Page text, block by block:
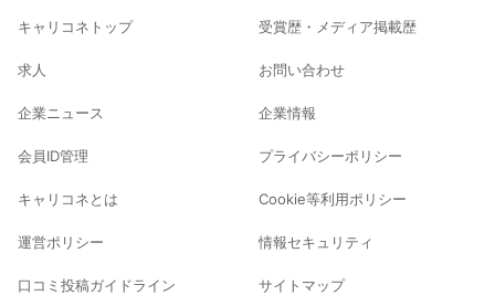
キャリコネトップ
求人
企業ニュース
会員ID管理
キャリコネとは
運営ポリシー
口コミ投稿ガイドライン
受賞歴・メディア掲載歴
お問い合わせ
企業情報
プライバシーポリシー
Cookie等利用ポリシー
情報セキュリティ
サイトマップ